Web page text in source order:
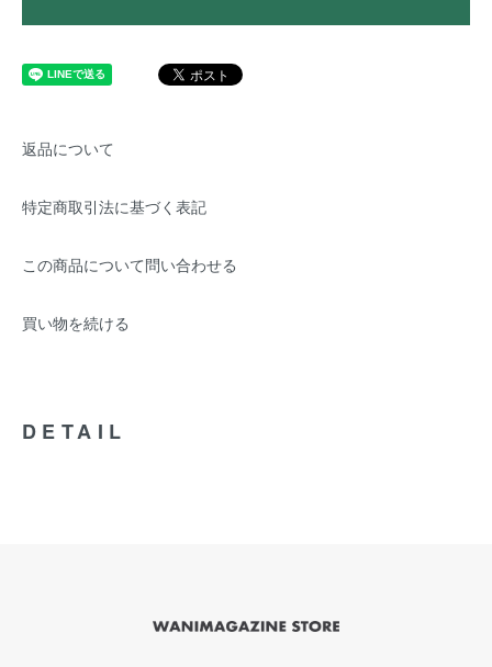
返品について
特定商取引法に基づく表記
この商品について問い合わせる
買い物を続ける
DETAIL